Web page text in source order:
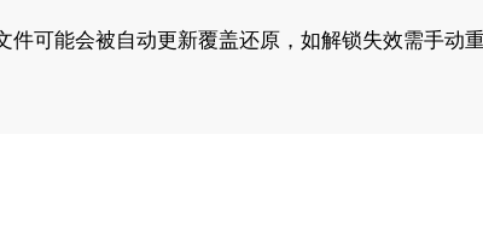
件可能会被自动更新覆盖还原，如解锁失效需手动